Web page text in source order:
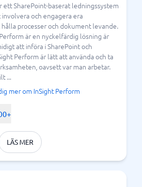
ett SharePoint-baserat ledningssystem
och engagera era
processer och dokument levande.
är en nyckelfärdig lösning är
att införa i SharePoint och
Perform är lätt att använda och ta
oavsett var man arbetar.
...
mer om InSight Perform
LÄS MER